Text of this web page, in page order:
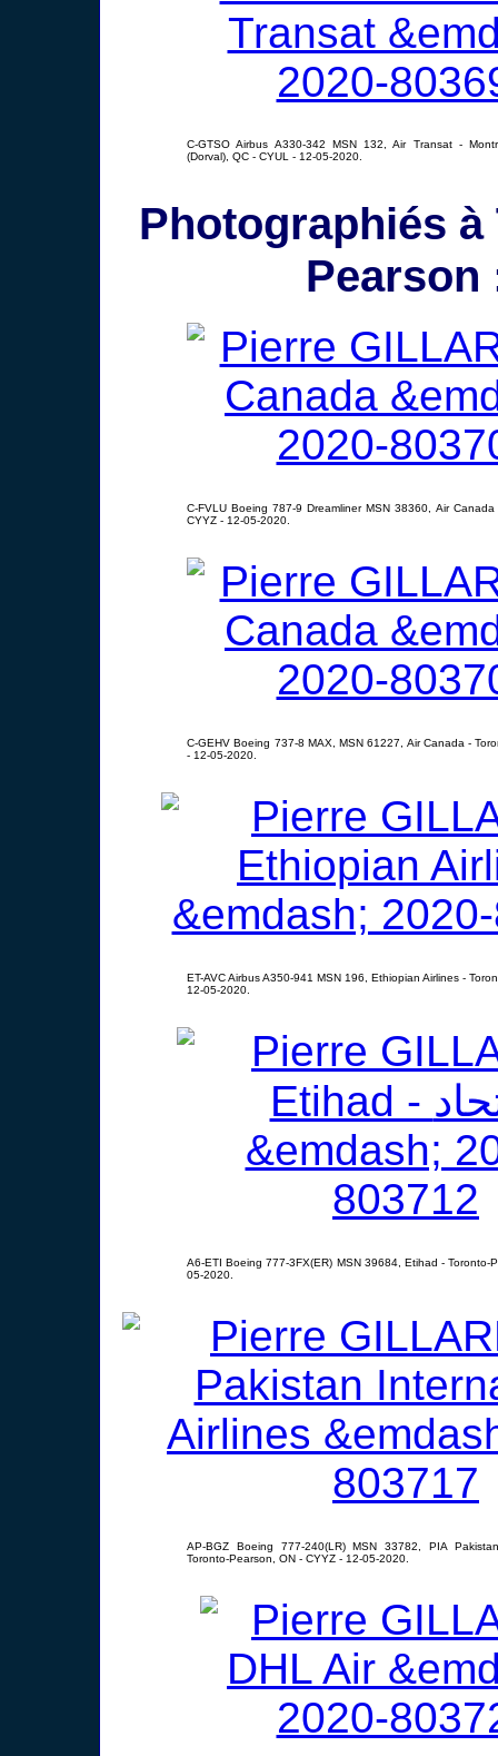
C-GTSO Airbus A330-342 MSN 132, Air Transat -
(Dorval), QC - CYUL - 12-05-2020.
Photographiés à
Pearson
C-FVLU Boeing 787-9 Dreamliner MSN 38360, Air
CYYZ - 12-05-2020.
C-GEHV Boeing 737-8 MAX, MSN 61227, Air Canada -
- 12-05-2020.
ET-AVC Airbus A350-941 MSN 196, Ethiopian Airlines -
12-05-2020.
A6-ETI Boeing 777-3FX(ER) MSN 39684, Etihad - Toronto-
05-2020.
AP-BGZ Boeing 777-240(LR) MSN 33782, PIA
Toronto-Pearson, ON - CYYZ - 12-05-2020.